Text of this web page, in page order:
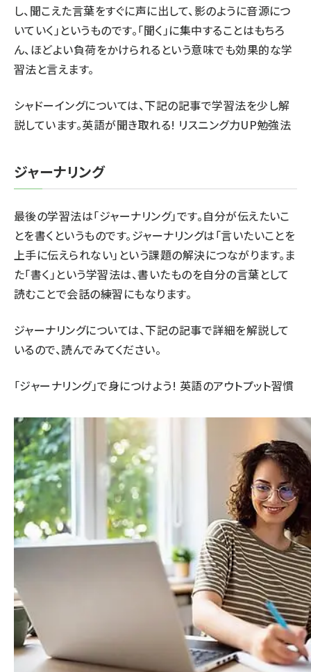
し、聞こえた言葉をすぐに声に出して、影のように音源につ
いていく」というものです。「聞く」に集中することはもちろ
ん、ほどよい負荷をかけられるという意味でも効果的な学
習法と言えます。
シャドーイングについては、下記の記事で学習法を少し解
説しています。英語が聞き取れる! リスニング力UP勉強法
ジャーナリング
最後の学習法は「ジャーナリング」です。自分が伝えたいこ
とを書くというものです。ジャーナリングは「言いたいことを
上手に伝えられない」という課題の解決につながります。ま
た「書く」という学習法は、書いたものを自分の言葉として
読むことで会話の練習にもなります。
ジャーナリングについては、下記の記事で詳細を解説して
いるので、読んでみてください。
「ジャーナリング」で身につけよう! 英語のアウトプット習慣